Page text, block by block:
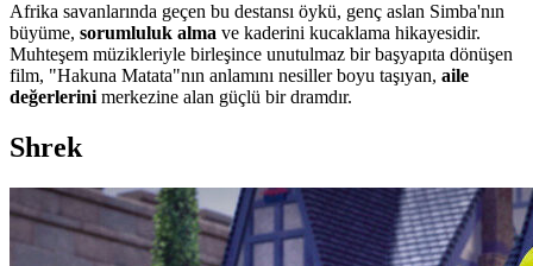
Afrika savanlarında geçen bu destansı öykü, genç aslan Simba'nın
büyüme, sorumluluk alma ve kaderini kucaklama hikayesidir.
Muhteşem müzikleriyle birleşince unutulmaz bir başyapıta dönüşen
film, "Hakuna Matata"nın anlamını nesiller boyu taşıyan, aile
değerlerini merkezine alan güçlü bir dramdır.
Shrek